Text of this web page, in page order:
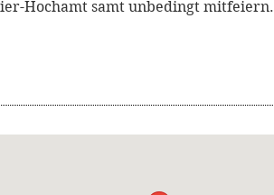
Hochamt samt unbedingt mitfeiern.